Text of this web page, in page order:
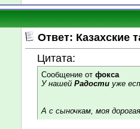
Ответ: Казахские
Цитата:
Сообщение от фокса
У нашей Радости уже
А с сыночкам, моя